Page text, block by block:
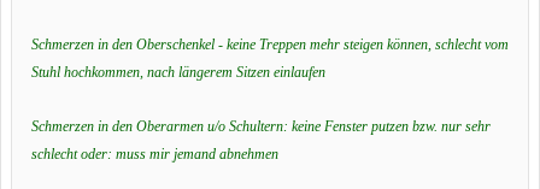
Schmerzen in den Oberschenkel - keine Treppen mehr steigen können, schlecht vom
Stuhl hochkommen, nach längerem Sitzen einlaufen
Schmerzen in den Oberarmen u/o Schultern: keine Fenster putzen bzw. nur sehr
schlecht oder: muss mir jemand abnehmen